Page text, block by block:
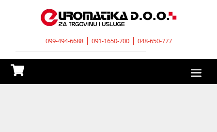
099-494-6688| 091-1650-700| 048-650-777
